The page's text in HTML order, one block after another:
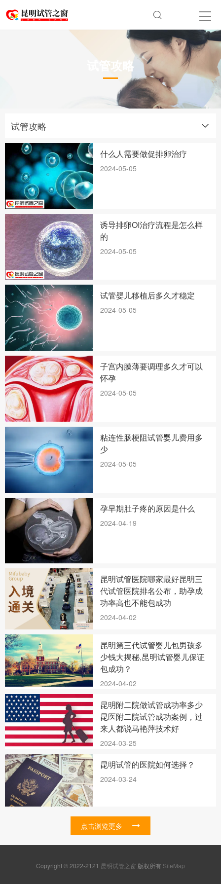
试管攻略
试管攻略
什么人需要做促排卵治疗
2024-05-05
诱导排卵OI治疗流程是怎么样
的
2024-05-05
试管婴儿移植后多久才稳定
2024-05-05
子宫内膜薄要调理多久才可以
怀孕
2024-05-05
粘连性肠梗阻试管婴儿费用多
少
2024-05-05
孕早期肚子疼的原因是什么
2024-04-19
昆明试管医院哪家最好昆明三
代试管医院排名公布，助孕成
功率高也不能包成功
2024-04-02
昆明第三代试管婴儿包男孩多
少钱大揭秘,昆明试管婴儿保证
包成功？
2024-04-02
昆明附二院做试管成功率多少
昆医附二院试管成功案例，过
来人都说马艳萍技术好
2024-03-25
昆明试管的医院如何选择？
2024-03-24
点击浏览更多
Copyright © 2022-2121 昆明试管之窗 版权所有 SiteMap